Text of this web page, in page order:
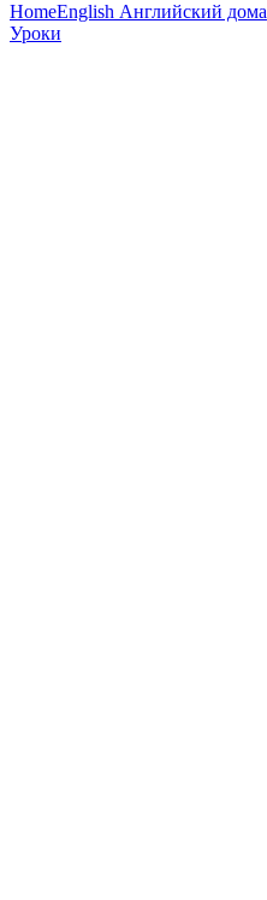
HomeEnglish Английский дома
Уроки